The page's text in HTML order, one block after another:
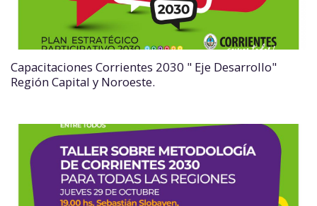
Capacitaciones Corrientes 2030 " Eje Desarrollo"
Región Capital y Noroeste.